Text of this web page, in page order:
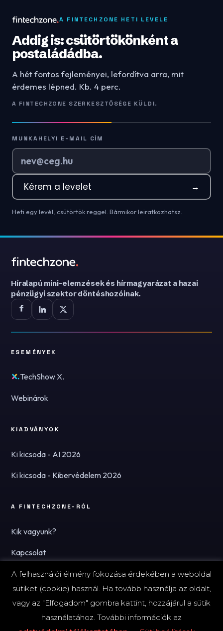
A FINTECHZONE HETI LEVELE
Addig is: csütörtökönként a
postaládádba.
A hét fontos fejleményei, lefordítva arra, mit
érdemes lépned. Kb. 4 perc.
A FINTECHZONE SZERKESZTŐSÉGE KÜLDI.
MUNKAHELYI E-MAIL CÍM
Kérem a levelet →
Heti egy levél, csütörtök reggel. Bármikor leiratkozhatsz.
Híralapú mini-elemzések és hírmagyarázat a hazai
pénzügyi szektor döntéshozóinak.
ESEMÉNYEK
TechShow X.
Webinárok
KIADVÁNYOK
Ki kicsoda - AI 2026
Ki kicsoda - Kibervédelem 2026
A FINTECHZONE-RÓL
Kik vagyunk?
Kapcsolat
Hírlevél
A felhasználói élmény fokozása érdekében a weboldal
sütiket (cookie) használ. Ha tovább használja az oldalt,
vagy az "Elfogadom" gombra kattint, hozzájárul a sütik
használatához. További információk az